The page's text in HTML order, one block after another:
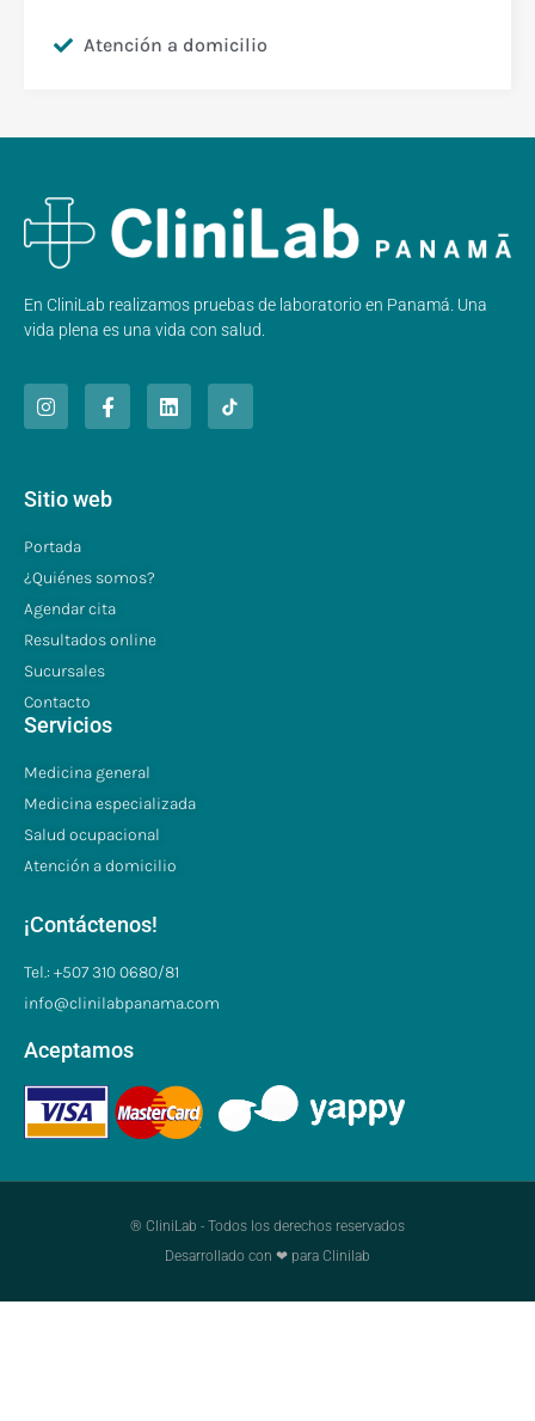
Atención a domicilio
En CliniLab realizamos pruebas de laboratorio en Panamá. Una
vida plena es una vida con salud.
Sitio web
Portada
¿Quiénes somos?
Agendar cita
Resultados online
Sucursales
Contacto
Servicios
Medicina general
Medicina especializada
Salud ocupacional
Atención a domicilio
¡Contáctenos!
Tel.: +507 310 0680/81
info@clinilabpanama.com
Aceptamos
® CliniLab - Todos los derechos reservados
Desarrollado con ❤ para Clinilab